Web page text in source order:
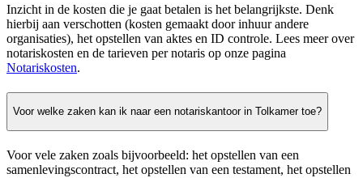
Inzicht in de kosten die je gaat betalen is het belangrijkste. Denk
hierbij aan verschotten (kosten gemaakt door inhuur andere
organisaties), het opstellen van aktes en ID controle. Lees meer over
notariskosten en de tarieven per notaris op onze pagina
Notariskosten.
Voor welke zaken kan ik naar een notariskantoor in Tolkamer toe?
Voor vele zaken zoals bijvoorbeeld: het opstellen van een
samenlevingscontract, het opstellen van een testament, het opstellen